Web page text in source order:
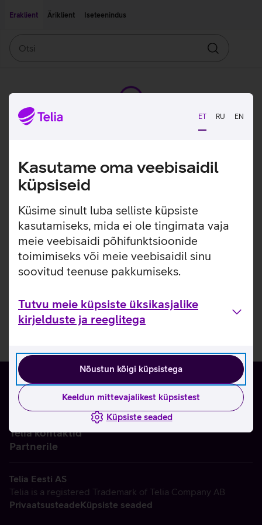
ET RU EN
Kasutame oma veebisaidil
küpsiseid
Küsime sinult luba selliste küpsiste
kasutamiseks, mida ei ole tingimata vaja
meie veebisaidi põhifunktsioonide
toimimiseks või meie veebisaidil sinu
soovitud teenuse pakkumiseks.
Tutvu meie küpsiste üksikasjalike
kirjelduste ja reeglitega
Nõustun kõigi küpsistega
Keeldun mittevajalikest küpsistest
Küpsiste seaded
Eraklient
Äriklient Iseteenindus
Otsin
Telia kontaktid
Partnerile
Telia Eesti AS
Telia is a registered Trademark of Telia Company AB
PrivaatsusteadeKüpsiste seaded